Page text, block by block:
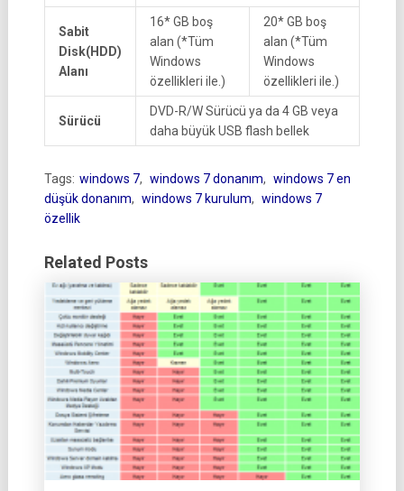
Sabit
Disk(HDD)
Alanı
16* GB boş
alan (*Tüm
Windows
özellikleri ile.)
20* GB boş
alan (*Tüm
Windows
özellikleri ile.)
Sürücü
DVD-R/W Sürücü ya da 4 GB veya
daha büyük USB flash bellek
Tags: windows 7, windows 7 donanım, windows 7 en
düşük donanım, windows 7 kurulum, windows 7
özellik
Related Posts